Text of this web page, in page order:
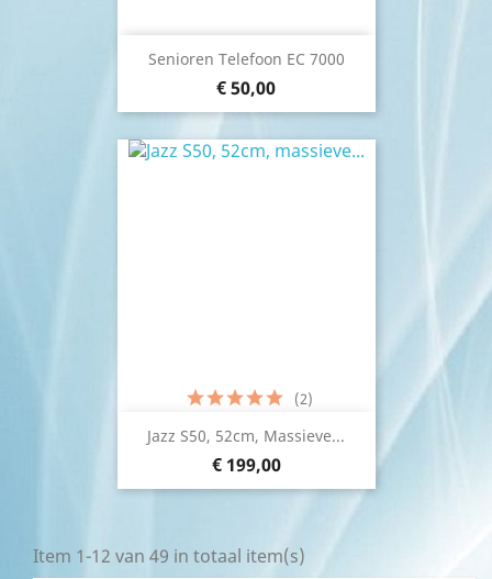
Senioren Telefoon EC 7000
€ 50,00
Jazz S50, 52cm, Massieve...
€ 199,00
(2)
Item 1-12 van 49 in totaal item(s)